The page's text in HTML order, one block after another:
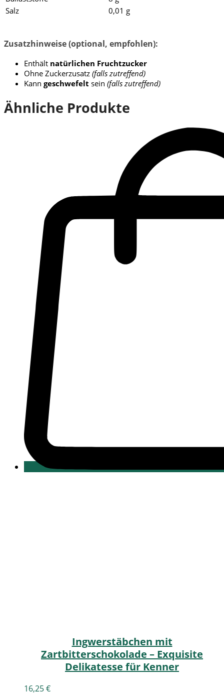
Salz
0,01 g
Zusatzhinweise (optional, empfohlen):
Enthält natürlichen Fruchtzucker
Ohne Zuckerzusatz (falls zutreffend)
Kann geschwefelt sein (falls zutreffend)
Ähnliche Produkte
Ingwerstäbchen mit
Zartbitterschokolade – Exquisite
Delikatesse für Kenner
16,25€